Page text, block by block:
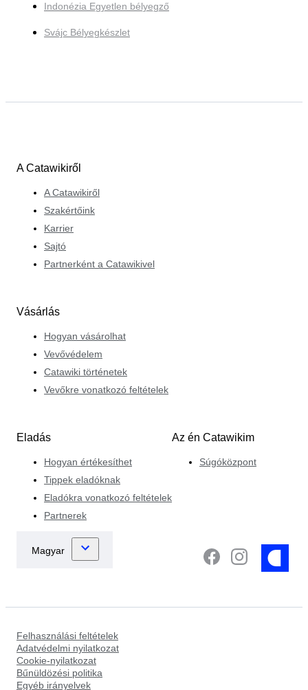
Indonézia Egyetlen bélyegző
Svájc Bélyegkészlet
A Catawikiről
A Catawikiről
Szakértőink
Karrier
Sajtó
Partnerként a Catawikivel
Vásárlás
Hogyan vásárolhat
Vevővédelem
Catawiki történetek
Vevőkre vonatkozó feltételek
Eladás
Hogyan értékesíthet
Tippek eladóknak
Eladókra vonatkozó feltételek
Partnerek
Az én Catawikim
Súgóközpont
Felhasználási feltételek
Adatvédelmi nyilatkozat
Cookie-nyilatkozat
Bűnüldözési politika
Egyéb irányelvek